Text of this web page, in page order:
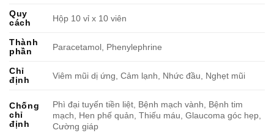
Quy
cách
Hộp 10 vỉ x 10 viên
Thành
phần
Paracetamol, Phenylephrine
Chỉ
định
Viêm mũi dị ứng, Cảm lạnh, Nhức đầu, Nghẹt mũi
Chống
chỉ
định
Phì đại tuyến tiền liệt, Bệnh mạch vành, Bệnh tim
mạch, Hen phế quản, Thiếu máu, Glaucoma góc hẹp,
Cường giáp